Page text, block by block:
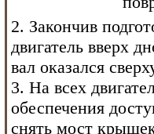
2. Закончив
двигатель вверх
вал оказался
3. На всех
обеспечения
снять мост